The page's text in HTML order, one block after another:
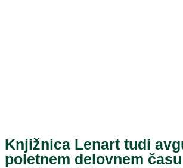
Knjižnica Lenart tudi
poletnem delovnem času